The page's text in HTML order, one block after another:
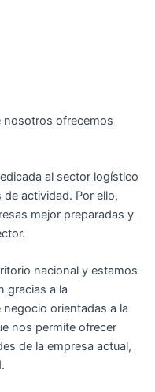
nosotros ofrecemos
al sector logístico
actividad. Por ello,
mejor preparadas y
nacional y estamos
gracias a la
orientadas a la
nos permite ofrecer
de la empresa actual,